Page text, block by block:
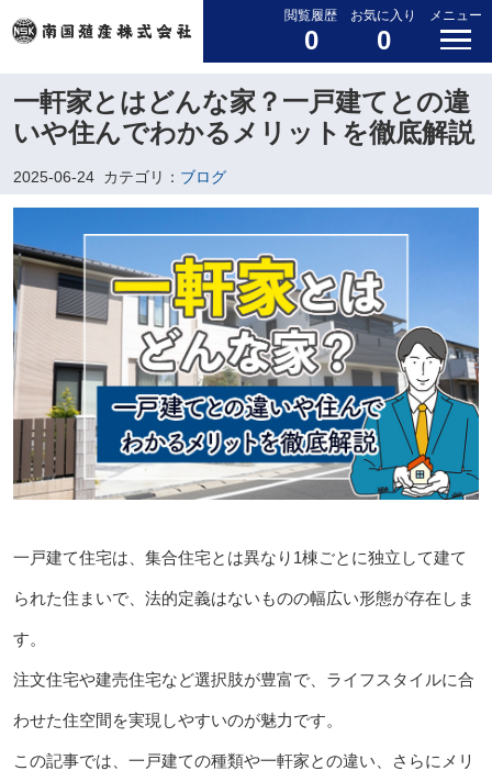
閲覧履歴
0
お気に入り
0
メニュー
一軒家とはどんな家？一戸建てとの違
いや住んでわかるメリットを徹底解説
2025-06-24 カテゴリ： ブログ
一戸建て住宅は、集合住宅とは異なり1棟ごとに独立して建て
られた住まいで、法的定義はないものの幅広い形態が存在しま
す。
注文住宅や建売住宅など選択肢が豊富で、ライフスタイルに合
わせた住空間を実現しやすいのが魅力です。
この記事では、一戸建ての種類や一軒家との違い、さらにメリ